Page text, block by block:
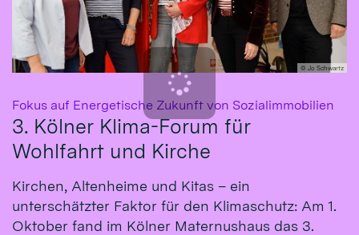
© Jo Schwartz
Fokus auf Energetische Zukunft von Sozialimmobilien
3. Kölner Klima-Forum für
Wohlfahrt und Kirche
Kirchen, Altenheime und Kitas – ein
unterschätzter Faktor für den Klimaschutz: Am 1.
Oktober fand im Kölner Maternushaus das 3.